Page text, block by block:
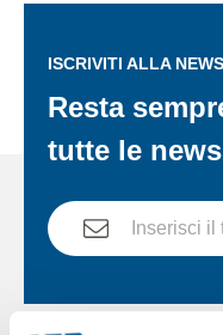
ISCRIVITI ALLA
Resta
tutte le